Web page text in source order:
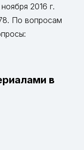
2016 г.
По вопросам
в